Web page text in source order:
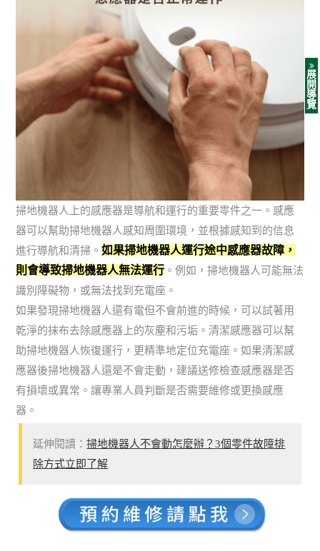
掃地機器人上的感應器是導航和運行的重要零件之一。感應
器可以幫助掃地機器人感知周圍環境，並根據感知到的信息
進行導航和清掃。如果掃地機器人運行途中感應器故障，
則會導致掃地機器人無法運行 。例如，掃地機器人可能無法
識別障礙物，或無法找到充電座。
如果發現掃地機器人還有電但不會前進的時候，可以試著用
乾淨的抹布去除感應器上的灰塵和污垢。清潔感應器可以幫
助掃地機器人恢復運行，更精準地定位充電座。如果清潔感
應器後掃地機器人還是不會走動，建議送修檢查感應器是否
有損壞或異常。讓專業人員判斷是否需要維修或更換感應
器。
延伸閱讀：掃地機器人不會動怎麼辦？3個零件故障排
除方式立即了解
展
開
導
覽